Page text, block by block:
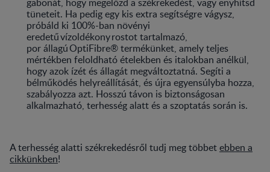
tüneteit. Ha pedig egy kis extra segítségre vágysz,
próbáld ki 100%-ban növényi
eredetű vízoldékony rostot tartalmazó,
por állagú OptiFibre® termékünket, amely teljes
mértékben feloldható ételekben és italokban anélkül,
hogy azok ízét és állagát megváltoztatná. Segíti a
bélműködés helyreállítását, és újra egyensúlyba hozza,
szabályozza azt. Hosszú távon is biztonságosan
alkalmazható, terhesség alatt és a szoptatás során is.
A terhesség alatti székrekedésről tudj meg többetebben a
cikkünkben!